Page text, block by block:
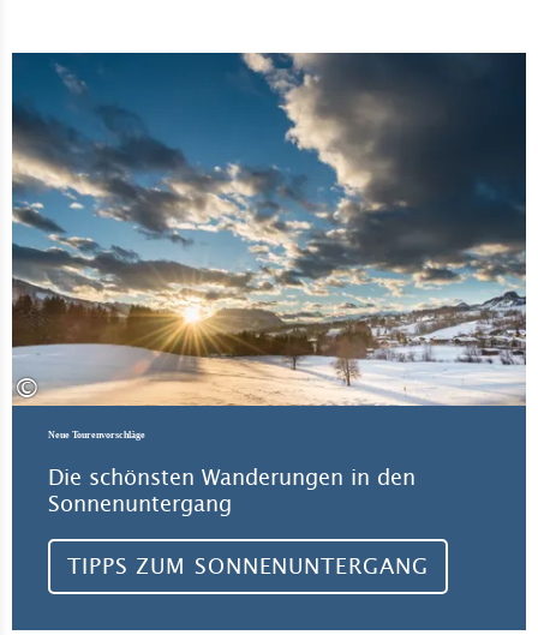
©
Neue Tourenvorschläge
Die schönsten Wanderungen in den
Sonnenuntergang
TIPPS ZUM SONNENUNTERGANG